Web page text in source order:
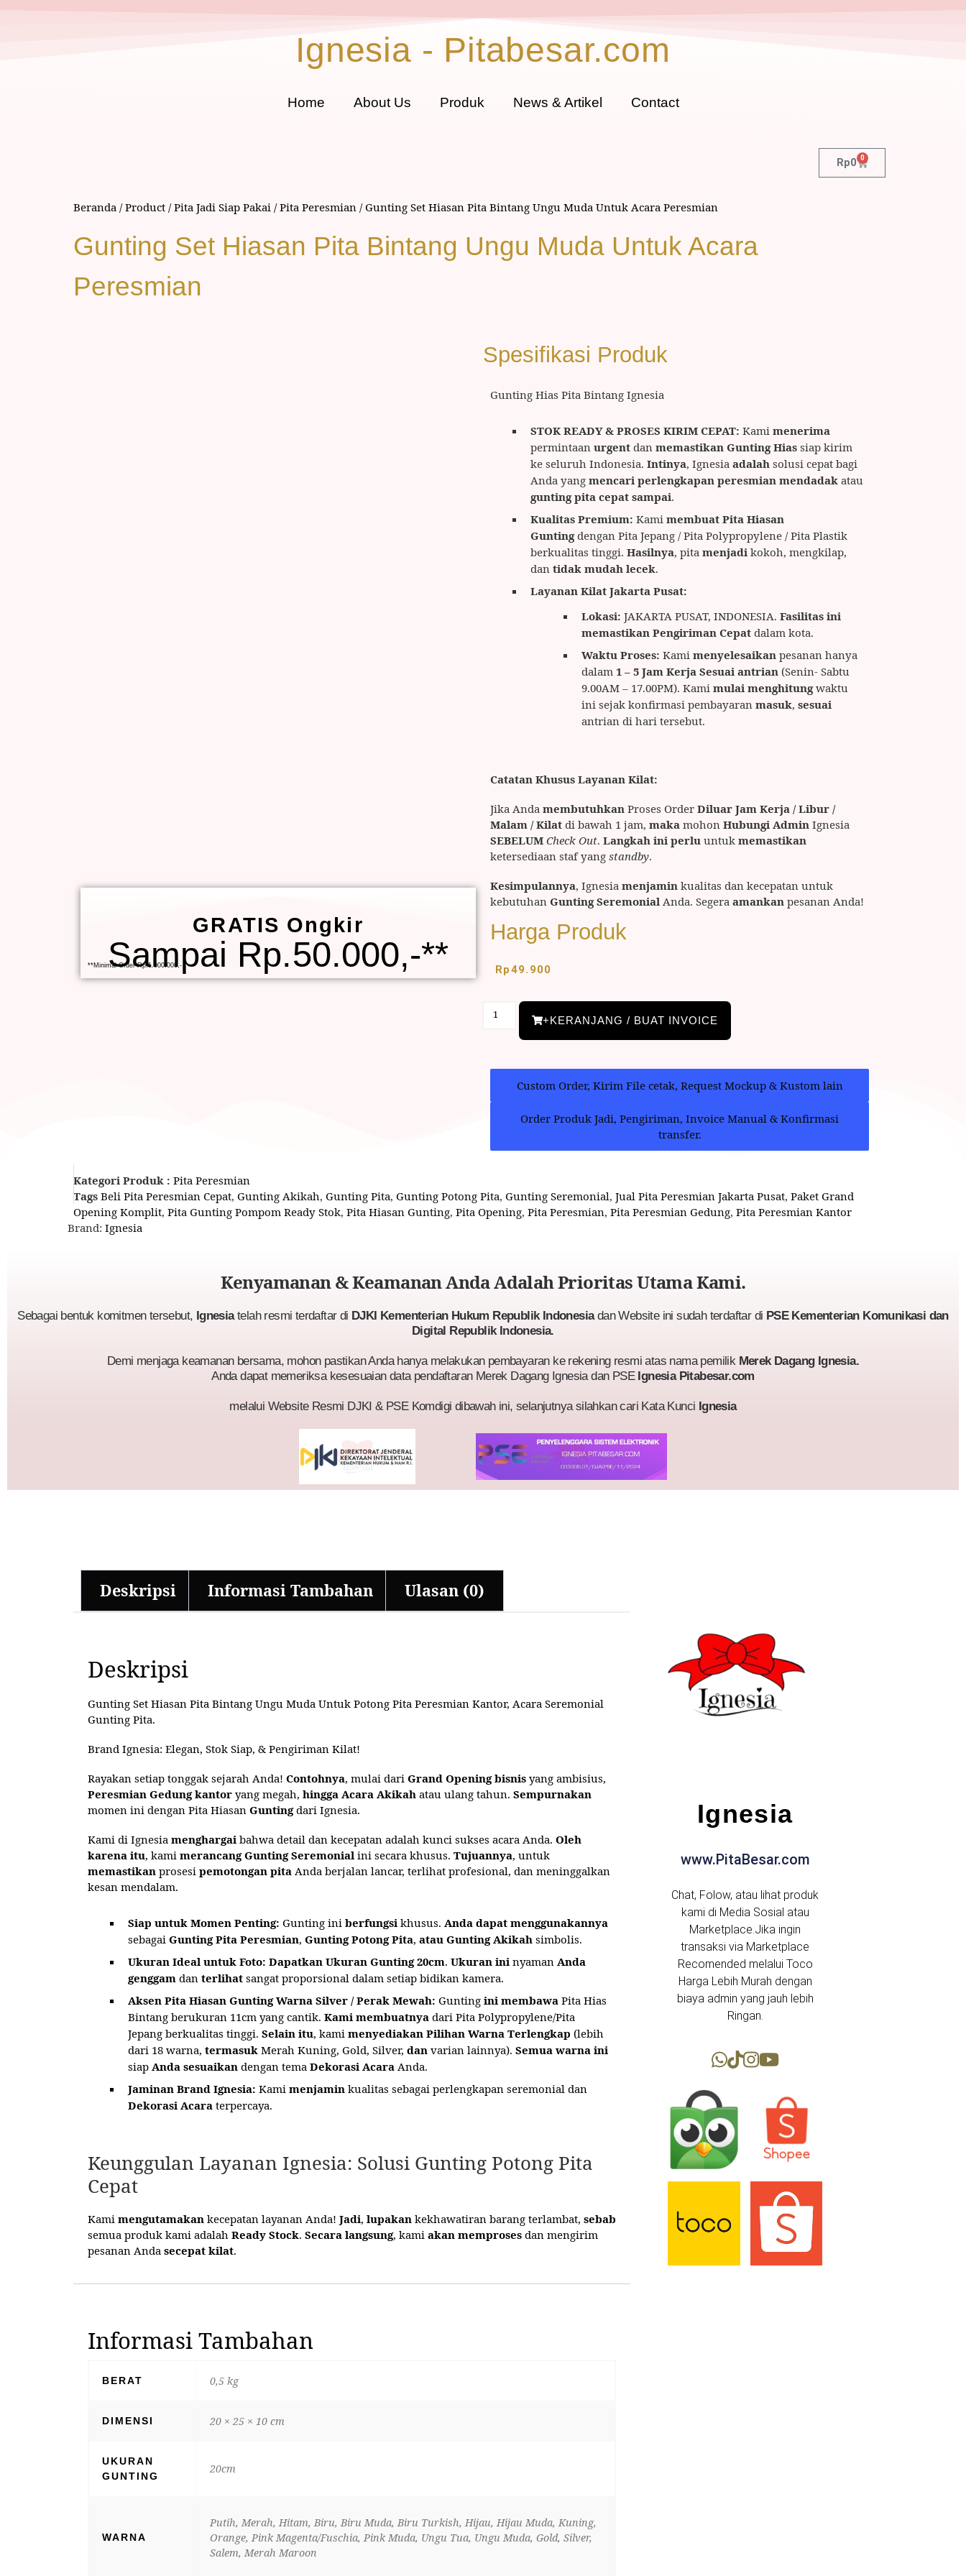
Ignesia - Pitabesar.com
Home About Us Produk News & Artikel Contact
Rp0 0
Beranda /Product /Pita Jadi Siap Pakai /Pita Peresmian / Gunting Set Hiasan Pita Bintang Ungu Muda Untuk Acara Peresmian
Gunting Set Hiasan Pita Bintang Ungu Muda Untuk Acara
Peresmian
GRATIS Ongkir
Sampai Rp.50.000,-**
**Minimal Order Rp.1.000.000,-
Spesifikasi Produk
Gunting Hias Pita Bintang Ignesia
STOK READY & PROSES KIRIM CEPAT: Kami menerima
permintaan urgent dan memastikan Gunting Hias siap kirim
ke seluruh Indonesia. Intinya, Ignesia adalah solusi cepat bagi
Anda yang mencari perlengkapan peresmian mendadak atau
gunting pita cepat sampai.
Kualitas Premium: Kami membuat Pita Hiasan
Guntingdengan Pita Jepang / Pita Polypropylene / Pita Plastik
berkualitas tinggi. Hasilnya, pita menjadi kokoh, mengkilap,
dan tidak mudah lecek.
Layanan Kilat Jakarta Pusat:
Lokasi: JAKARTA PUSAT, INDONESIA.Fasilitas ini
memastikan Pengiriman Cepat dalam kota.
Waktu Proses: Kamimenyelesaikan pesanan hanya
dalam 1 – 5 Jam Kerja Sesuai antrian (Senin- Sabtu
9.00AM – 17.00PM). Kamimulai menghitungwaktu
ini sejak konfirmasi pembayaranmasuk,sesuai
antrian di hari tersebut.
Catatan Khusus Layanan Kilat:
Jika Anda membutuhkan Proses Order Diluar Jam Kerja / Libur /
Malam / Kilat di bawah 1 jam, maka mohon Hubungi Admin Ignesia
SEBELUM Check Out. Langkah ini perlu untuk memastikan
ketersediaan staf yang standby.
Kesimpulannya, Ignesia menjamin kualitas dan kecepatan untuk
kebutuhan Gunting Seremonial Anda. Segera amankan pesanan Anda!
Harga Produk
Rp49.900
+KERANJANG / BUAT INVOICE
Custom Order, Kirim File cetak, Request Mockup & Kustom lain
Order Produk Jadi, Pengiriman, Invoice Manual & Konfirmasi
transfer.
Kategori Produk : Pita Peresmian
Tags Beli Pita Peresmian Cepat, Gunting Akikah, Gunting Pita, Gunting Potong Pita, Gunting Seremonial, Jual Pita Peresmian Jakarta Pusat, Paket Grand
Opening Komplit, Pita Gunting Pompom Ready Stok, Pita Hiasan Gunting, Pita Opening, Pita Peresmian, Pita Peresmian Gedung, Pita Peresmian Kantor
Brand: Ignesia
Kenyamanan & Keamanan Anda Adalah Prioritas Utama Kami.
Sebagai bentuk komitmen tersebut, Ignesiatelah resmi terdaftar di DJKI Kementerian Hukum Republik Indonesiadan Website ini sudah terdaftar di PSE Kementerian Komunikasi dan
Digital Republik Indonesia.
Demi menjaga keamanan bersama, mohon pastikan Anda hanya melakukan pembayaran ke rekening resmi atas nama pemilik Merek Dagang Ignesia.
Anda dapat memeriksa kesesuaian data pendaftaran Merek Dagang Ignesia dan PSE Ignesia Pitabesar.com
melalui Website Resmi DJKI & PSE Komdigi dibawah ini, selanjutnya silahkan cari Kata Kunci Ignesia
Deskripsi Informasi Tambahan Ulasan (0)
Deskripsi
Gunting Set Hiasan Pita Bintang Ungu Muda Untuk Potong Pita Peresmian Kantor, Acara Seremonial
Gunting Pita.
Brand Ignesia: Elegan, Stok Siap, & Pengiriman Kilat!
Rayakan setiap tonggak sejarah Anda! Contohnya, mulai dari Grand Opening bisnis yang ambisius,
Peresmian Gedung kantor yang megah, hingga Acara Akikah atau ulang tahun. Sempurnakan
momen ini dengan Pita Hiasan Guntingdari Ignesia.
Kami di Ignesia menghargai bahwa detail dan kecepatan adalah kunci sukses acara Anda. Oleh
karena itu, kami merancang Gunting Seremonial ini secara khusus. Tujuannya, untuk
memastikan prosesi pemotongan pita Anda berjalan lancar, terlihat profesional, dan meninggalkan
kesan mendalam.
Siap untuk Momen Penting: Gunting ini berfungsi khusus. Anda dapat menggunakannya
sebagai Gunting Pita Peresmian, Gunting Potong Pita, atau Gunting Akikah simbolis.
Ukuran Ideal untuk Foto: Dapatkan Ukuran Gunting 20cm. Ukuran ini nyaman Anda
genggam dan terlihat sangat proporsional dalam setiap bidikan kamera.
Aksen Pita Hiasan Gunting Warna Silver / Perak Mewah: Gunting ini membawa Pita Hias
Bintang berukuran 11cm yang cantik. Kami membuatnya dari Pita Polypropylene/Pita
Jepang berkualitas tinggi. Selain itu, kami menyediakan Pilihan Warna Terlengkap (lebih
dari 18 warna, termasuk Merah Kuning, Gold, Silver, dan varian lainnya). Semua warna ini
siap Anda sesuaikan dengan tema Dekorasi Acara Anda.
Jaminan Brand Ignesia: Kami menjamin kualitas sebagai perlengkapan seremonial dan
Dekorasi Acara terpercaya.
Keunggulan Layanan Ignesia: Solusi Gunting Potong Pita
Cepat
Kami mengutamakan kecepatan layanan Anda! Jadi, lupakan kekhawatiran barang terlambat, sebab
semua produk kami adalah Ready Stock. Secara langsung, kami akan memproses dan mengirim
pesanan Anda secepat kilat.
Informasi Tambahan
BERAT 0,5 kg
DIMENSI 20 × 25 × 10 cm
UKURAN
GUNTING
20cm
WARNA
Putih, Merah, Hitam, Biru, Biru Muda, Biru Turkish, Hijau, Hijau Muda, Kuning,
Orange, Pink Magenta/Fuschia, Pink Muda, Ungu Tua, Ungu Muda, Gold, Silver,
Salem, Merah Maroon
Ignesia
www.PitaBesar.com
Chat, Folow, atau lihat produk
kami di Media Sosial atau
Marketplace.Jika ingin
transaksi via Marketplace
Recomended melalui Toco
Harga Lebih Murah dengan
biaya admin yang jauh lebih
Ringan.